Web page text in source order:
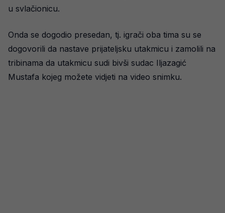
u svlačionicu.
Onda se dogodio presedan, tj. igrači oba tima su se
dogovorili da nastave prijateljsku utakmicu i zamolili na
tribinama da utakmicu sudi bivši sudac Iljazagić
Mustafa kojeg možete vidjeti na video snimku.